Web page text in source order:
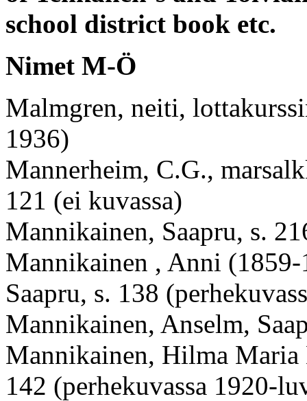
school district book etc.
Nimet M-Ö
Malmgren, neiti,
1936)
Mannerheim, C.G.,
121 (ei kuvassa)
Mannikainen, Saapru, s.
Mannikainen , Anni (1859-
Saapru, s. 138
Mannikainen, Anselm,
Mannikainen, Hilma
142 (perhekuvassa 1920-